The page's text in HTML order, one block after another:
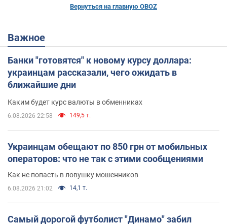
Вернуться на главную OBOZ
Важное
Банки "готовятся" к новому курсу доллара:
украинцам рассказали, чего ожидать в
ближайшие дни
Каким будет курс валюты в обменниках
6.08.2026 22:58 149,5 т.
Украинцам обещают по 850 грн от мобильных
операторов: что не так с этими сообщениями
Как не попасть в ловушку мошенников
6.08.2026 21:02 14,1 т.
Самый дорогой футболист "Динамо" забил